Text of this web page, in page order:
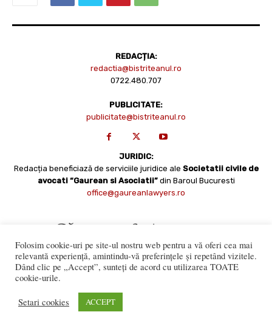
REDACȚIA:
redactia@bistriteanul.ro
0722.480.707
PUBLICITATE:
publicitate@bistriteanul.ro
JURIDIC:
Redacția beneficiază de serviciile juridice ale Societatii civile de
avocati “Gaurean si Asociatii” din Baroul Bucuresti
office@gaureanlawyers.ro
numai cu acordul expres al Bistriteanul.Ro. © Copyright 2008 -
2021 Bistrițeanul.ro
Folosim cookie-uri pe site-ul nostru web pentru a vă oferi cea mai
relevantă experiență, amintindu-vă preferințele și repetând vizitele.
Dând clic pe „Accept”, sunteți de acord cu utilizarea TOATE
cookie-urile.
Setari cookies ACCEPT